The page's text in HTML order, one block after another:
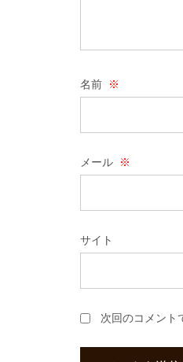
名前 ※
メール ※
サイト
次回のコメント